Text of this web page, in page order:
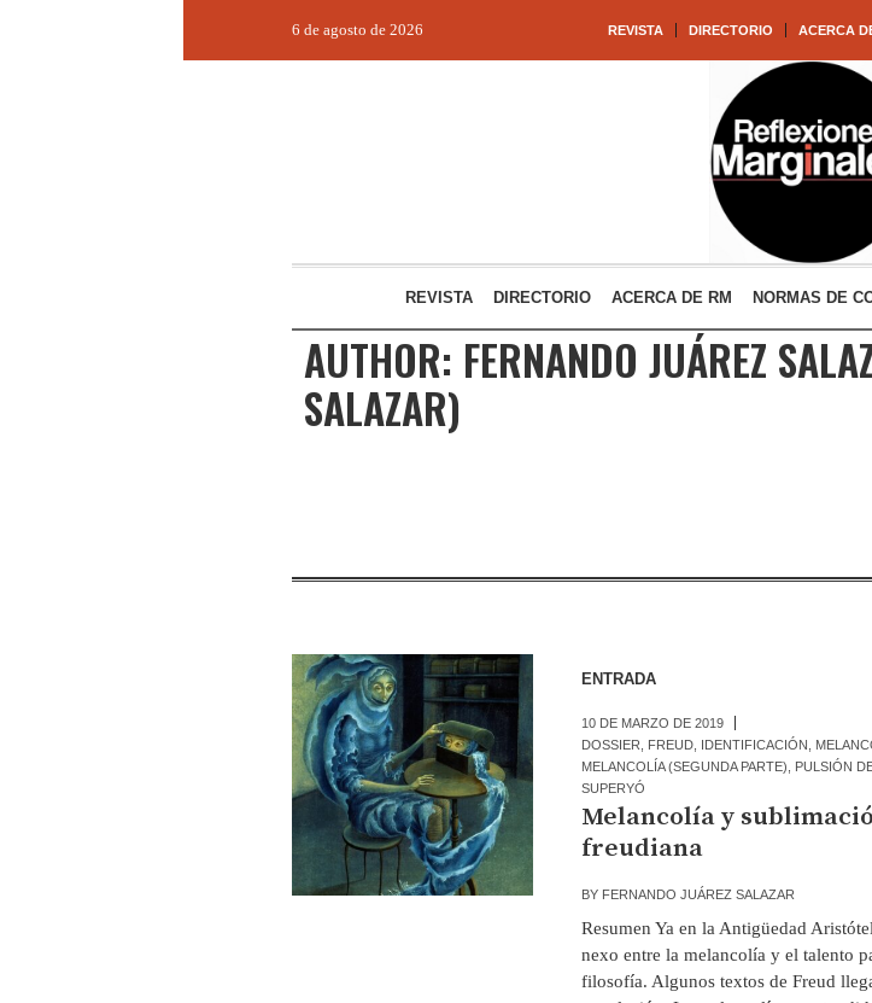
REVISTA DIRECTORIO ACERCA
6 de agosto de 2026
REVISTA DIRECTORIO ACERCA DE RM NORMAS DE
AUTHOR: FERNANDO JUÁREZ
SALAZAR)
ENTRADA
10 DE MARZO DE 2019
DOSSIER
FREUD, IDENTIFICACIÓN
MELANCOLÍA (SEGUNDA PARTE)
PULSIÓN
SUPERYÓ
Melancolía y
freudiana
BY FERNANDO JUÁREZ SALAZAR
Resumen Ya en la Antigüedad
nexo entre la melancolía y el talento
filosofía. Algunos textos de Freud